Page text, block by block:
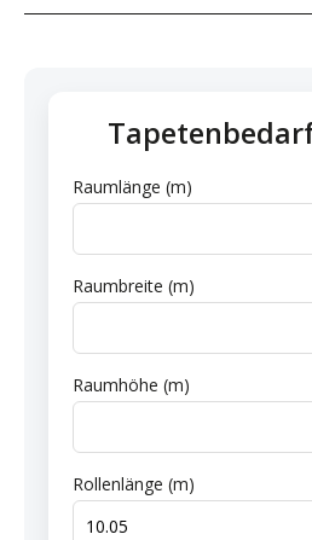
Raumlänge (m)
Raumbreite (m)
Raumhöhe (m)
Rollenlänge (m)